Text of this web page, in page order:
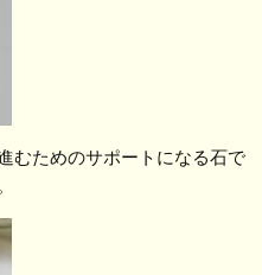
むためのサポートになる石で